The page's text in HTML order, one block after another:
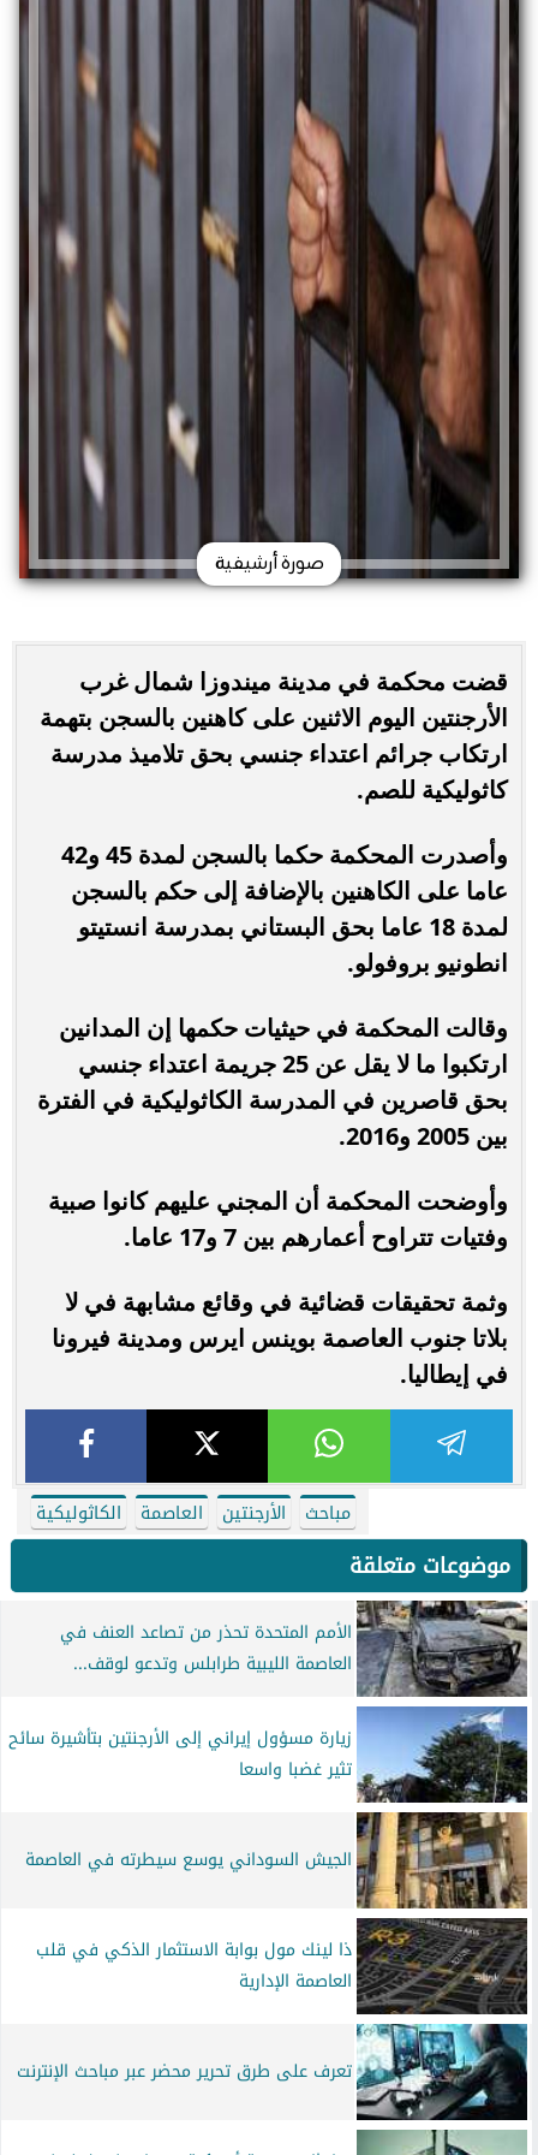
صورة أرشيفية
قضت محكمة في مدينة ميندوزا شمال غرب
الأرجنتين اليوم الاثنين على كاهنين بالسجن بتهمة
ارتكاب جرائم اعتداء جنسي بحق تلاميذ مدرسة
كاثوليكية للصم.
وأصدرت المحكمة حكما بالسجن لمدة 45 و42
عاما على الكاهنين بالإضافة إلى حكم بالسجن
لمدة 18 عاما بحق البستاني بمدرسة انستيتو
انطونيو بروفولو.
وقالت المحكمة في حيثيات حكمها إن المدانين
ارتكبوا ما لا يقل عن 25 جريمة اعتداء جنسي
بحق قاصرين في المدرسة الكاثوليكية في الفترة
بين 2005 و2016.
وأوضحت المحكمة أن المجني عليهم كانوا صبية
وفتيات تتراوح أعمارهم بين 7 و17 عاما.
وثمة تحقيقات قضائية في وقائع مشابهة في لا
بلاتا جنوب العاصمة بوينس ايرس ومدينة فيرونا
في إيطاليا.
مباحث الأرجنتين العاصمة الكاثوليكية
موضوعات متعلقة
الأمم المتحدة تحذر من تصاعد العنف في
العاصمة الليبية طرابلس وتدعو لوقف...
زيارة مسؤول إيراني إلى الأرجنتين بتأشيرة سائح
تثير غضبا واسعا
الجيش السوداني يوسع سيطرته في العاصمة
ذا لينك مول بوابة الاستثمار الذكي في قلب
العاصمة الإدارية
تعرف على طرق تحرير محضر عبر مباحث الإنترنت